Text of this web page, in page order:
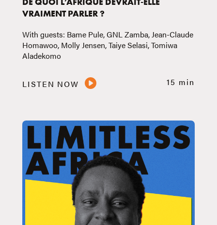
VRAIMENT PARLER ?
With guests: Bame Pule, GNL Zamba, Jean-Claude
Homawoo, Molly Jensen, Taiye Selasi, Tomiwa
Aladekomo
LISTEN NOW 15 min